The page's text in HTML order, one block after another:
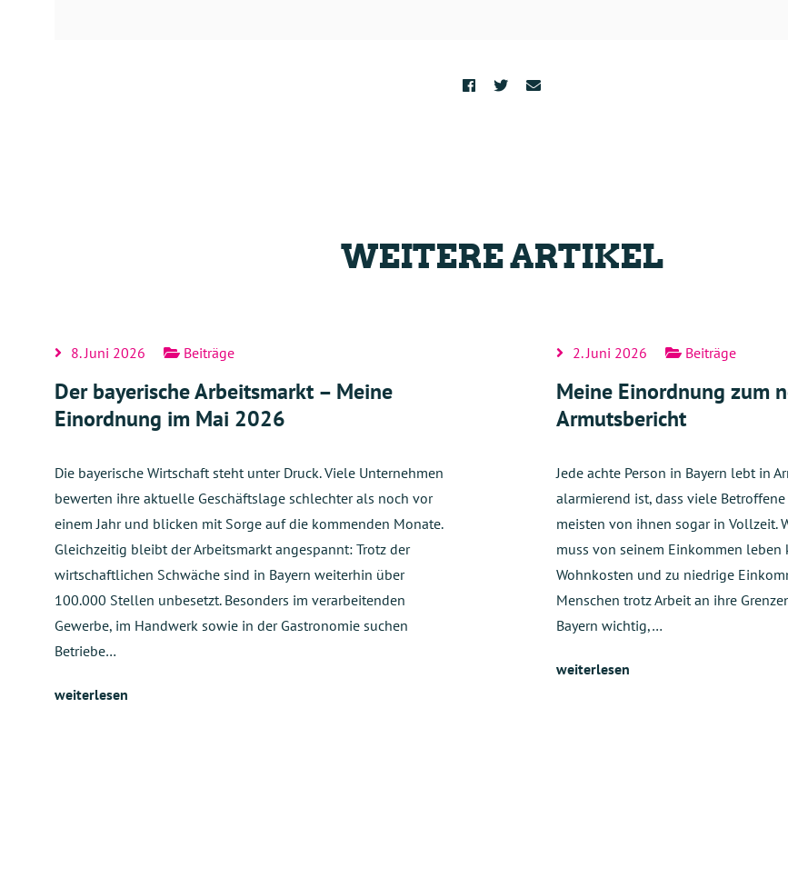
WEITERE ARTIKEL
8. Juni 2026 Beiträge
Der bayerische Arbeitsmarkt – Meine
Einordnung im Mai 2026
Die bayerische Wirtschaft steht unter Druck. Viele Unternehmen
bewerten ihre aktuelle Geschäftslage schlechter als noch vor
einem Jahr und blicken mit Sorge auf die kommenden Monate.
Gleichzeitig bleibt der Arbeitsmarkt angespannt: Trotz der
wirtschaftlichen Schwäche sind in Bayern weiterhin über
100.000 Stellen unbesetzt. Besonders im verarbeitenden
Gewerbe, im Handwerk sowie in der Gastronomie suchen
Betriebe…
weiterlesen
2. Juni 2026 Beiträge
Meine Einordnung zum
Armutsbericht
Jede achte Person in Bayern lebt in
alarmierend ist, dass viele
meisten von ihnen sogar in Vollzeit.
muss von seinem Einkommen leben
Wohnkosten und zu niedrige
Menschen trotz Arbeit an ihre
Bayern wichtig,…
weiterlesen